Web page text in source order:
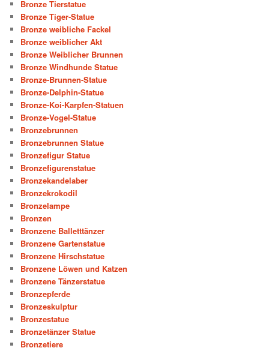
Bronze Tierstatue
Bronze Tiger-Statue
Bronze weibliche Fackel
Bronze weiblicher Akt
Bronze Weiblicher Brunnen
Bronze Windhunde Statue
Bronze-Brunnen-Statue
Bronze-Delphin-Statue
Bronze-Koi-Karpfen-Statuen
Bronze-Vogel-Statue
Bronzebrunnen
Bronzebrunnen Statue
Bronzefigur Statue
Bronzefigurenstatue
Bronzekandelaber
Bronzekrokodil
Bronzelampe
Bronzen
Bronzene Balletttänzer
Bronzene Gartenstatue
Bronzene Hirschstatue
Bronzene Löwen und Katzen
Bronzene Tänzerstatue
Bronzepferde
Bronzeskulptur
Bronzestatue
Bronzetänzer Statue
Bronzetiere